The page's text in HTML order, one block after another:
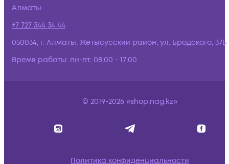
Алматы
+7 727 344 34 44
050034, г. Алматы, Жетысусский район, ул. Бродского, 37Б
Время работы: пн-пт, 08:00 - 17:00
© 2019-2026 «shop.nag.kz»
Политика конфиденциальности